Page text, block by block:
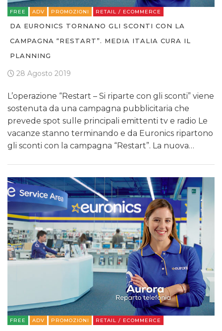
FREE ADV PROMOZIONI RETAIL / ECOMMERCE
DA EURONICS TORNANO GLI SCONTI CON LA
CAMPAGNA “RESTART”. MEDIA ITALIA CURA IL
PLANNING
28 Agosto 2019
L’operazione “Restart – Si riparte con gli sconti” viene
sostenuta da una campagna pubblicitaria che
prevede spot sulle principali emittenti tv e radio Le
vacanze stanno terminando e da Euronics ripartono
gli sconti con la campagna “Restart”. La nuova…
FREE ADV PROMOZIONI RETAIL / ECOMMERCE